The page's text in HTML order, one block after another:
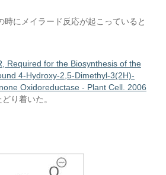
時にメイラード反応が起こっていると
Required for the Biosynthesis of the
4-Hydroxy-2,5-Dimethyl-3(2H)-
Oxidoreductase - Plant Cell. 2006
り着いた。